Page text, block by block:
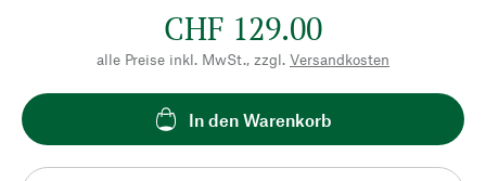
CHF 129.00
alle Preise inkl. MwSt., zzgl. Versandkosten
In den Warenkorb